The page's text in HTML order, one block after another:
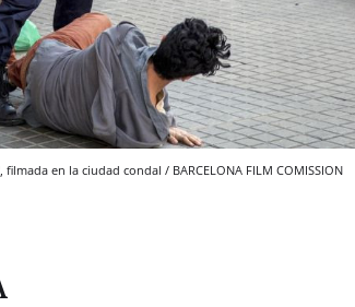
en la ciudad condal / BARCELONA FILM COMISSION